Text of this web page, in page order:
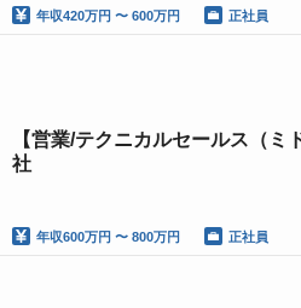
年収420万円 〜 600万円 正社員
【営業/テクニカルセールス（ミ
社
年収600万円 〜 800万円 正社員